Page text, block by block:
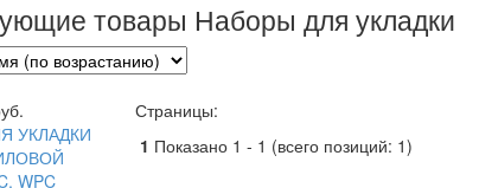
товары Наборы для укладки
Страницы:
1 Показано 1 - 1 (всего позиций: 1)